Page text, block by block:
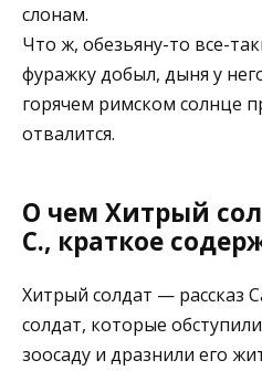
слонам.
Что ж, обезьяну-то все-
фуражку добыл, дыня у
горячем римском солнце
отвалится.
О чем Хитрый
С., краткое
Хитрый солдат — рассказ
солдат, которые
зоосаду и дразнили его